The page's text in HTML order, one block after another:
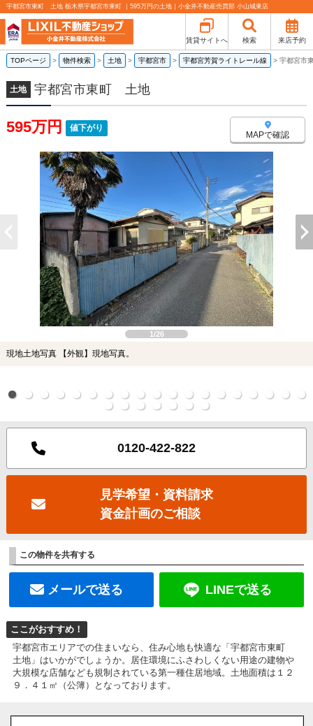
宇都宮市東町 土地 栃木県宇都宮市東町 ｜595万円の土地｜小金井不動産売買部 小山城東店
賃貸サイトへ 検索 来店予約
TOPページ > 物件検索 > 土地 > 宇都宮市 > 宇都宮芳賀ライトレール線 > 宇都宮市
土地 宇都宮市東町 土地
595万円 値下がり
MAPで確認
1/26
現地土地写真 【外観】現地写真。
0120-422-822
見学希望・資料請求
資金計画のご相談
この物件を共有する
メールで送る LINEで送る
ここがおすすめ！
宇都宮市エリアでの住まいなら、住み心地も快適な「宇都宮市東町
土地」はいかがでしょうか。居住環境にふさわしくない用途の建物や
大規模な店舗なども規制されている第一種住居地域。土地面積は１２
９．４１㎡（公簿）となっております。